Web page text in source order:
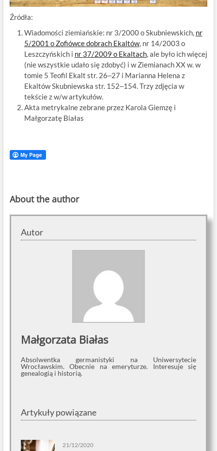
Źródła:
Wiadomości ziemiańskie: nr 3/2000 o Skubniewskich, nr
5/2001 o Zofiówce dobrach Ekaltów, nr 14/2003 o
Leszczyńskich i nr 37/2009 o Ekaltach, ale było ich więcej
(nie wszystkie udało się zdobyć) i w Ziemianach XX w. w
tomie 5 Teofil Ekalt str. 26‒27 i Marianna Helena z
Ekaltów Skubniewska str. 152‒154. Trzy zdjęcia w
tekście z w/w artykułów.
Akta metrykalne zebrane przez Karola Giemzę i
Małgorzatę Białas
About the author
Autor
Małgorzata Białas
Absolwentka germanistyki na Uniwersytecie
Wrocławskim. Obecnie na emeryturze. Interesuje się
genealogią i historią.
Artykuły powiązane
21/12/2020